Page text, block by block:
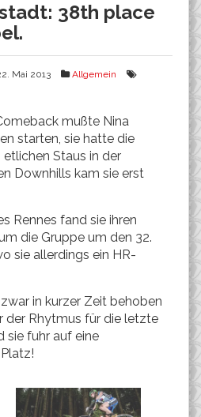
38th place
Mai 2013 Allgemein
mußte Nina
starten, sie hatte die
Staus in der
Downhills kam sie erst
Rennes fand sie ihren
die Gruppe um den 32.
sie allerdings ein HR-
in kurzer Zeit behoben
der Rhytmus für die letzte
sie fuhr auf eine